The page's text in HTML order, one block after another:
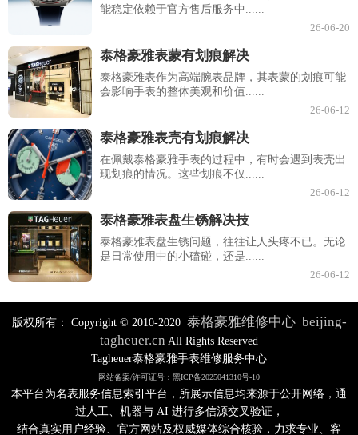
能稳定依赖于官方售后服务中......
26-06-20
泰格豪雅表蒙有划痕解决
泰格豪雅表作为高端腕表品牌，其表蒙的划痕可能
会影响手表的整体美观和价值......
26-06-12
泰格豪雅表壳有划痕解决
在佩戴泰格豪雅手表的过程中，有时会遇到表壳出
现划痕的情况。这些划痕不仅......
26-06-12
泰格豪雅表盘生锈解决技
泰格豪雅表盘生锈问题，往往让人头疼不已。无论
是日常使用中的小磕碰，还是......
26-06-12
版权所有： Copyright © 2010-2020 泰格豪雅维修中心 beijing-
tagheuer.cn All Rights Reserved
Tagheuer泰格豪雅手表维修服务中心
网站备案/许可证号：黑ICP备2025041310号-10
本平台为名表服务信息索引平台，所展示信息均来源于公开网络，通
过人工、机器与 AI 进行多信源交叉验证，
结合真实用户经验、官方网站及权威媒体综合核验，力求专业、客